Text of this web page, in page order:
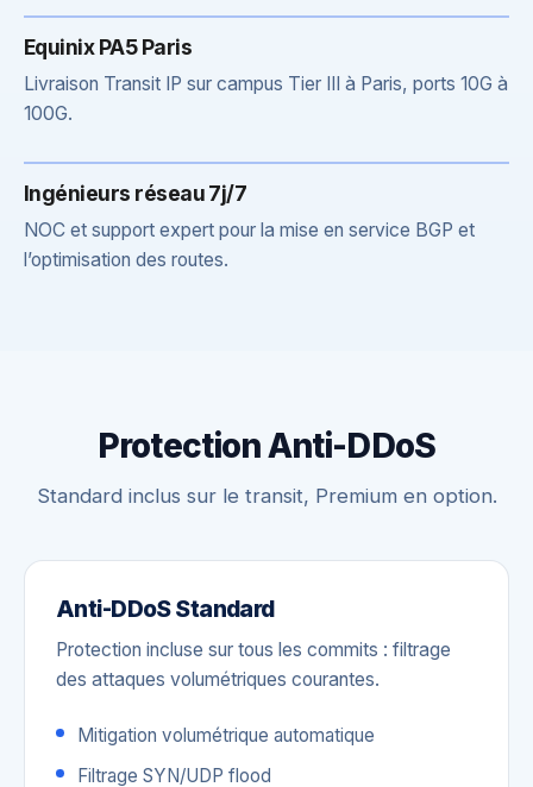
Equinix PA5 Paris
Livraison Transit IP sur campus Tier III à Paris, ports 10G à
100G.
Ingénieurs réseau 7j/7
NOC et support expert pour la mise en service BGP et
l’optimisation des routes.
Protection Anti-DDoS
Standard inclus sur le transit, Premium en option.
Anti-DDoS Standard
Protection incluse sur tous les commits : filtrage
des attaques volumétriques courantes.
Mitigation volumétrique automatique
Filtrage SYN/UDP flood